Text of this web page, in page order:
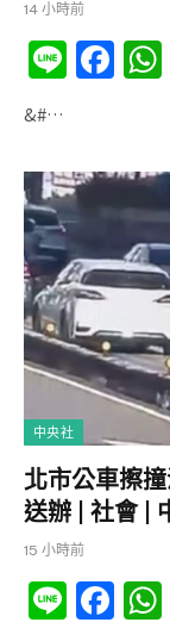
14 小時前
Li F
e
b
o
o
k
&#…
中央社
北市公車擦
送辦 | 社會 |
15 小時前
Li F